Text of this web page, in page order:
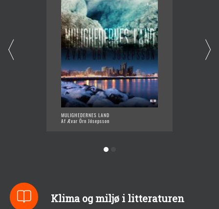
MULIGHEDERNES LAND
Af Ævar Örn Jósepsson
Klima og miljø i litteraturen